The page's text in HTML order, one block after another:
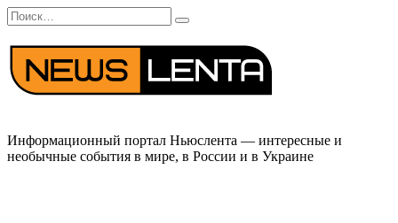
Перейти
к
содержанию
Search
for:
Информационный портал Ньюслента — интересные и
необычные события в мире, в России и в Украине